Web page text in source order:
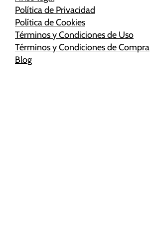
Política de Privacidad
Política de Cookies
Términos y Condiciones de Uso
Términos y Condiciones de Compra
Blog